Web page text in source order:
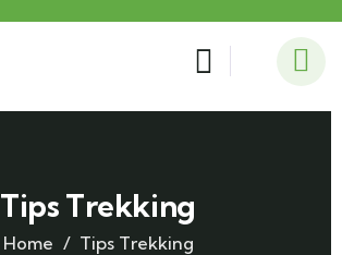
Tips Trekking
Home Tips Trekking